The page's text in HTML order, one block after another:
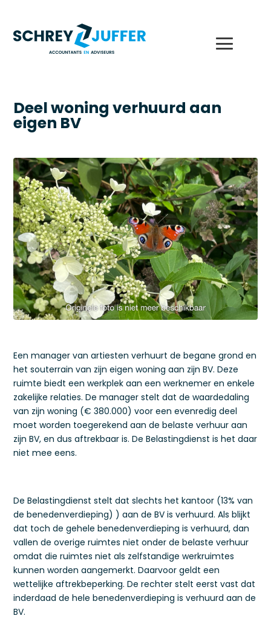
Deel woning verhuurd aan
eigen BV
Een manager van artiesten verhuurt de begane grond en
het souterrain van zijn eigen woning aan zijn BV. Deze
ruimte biedt een werkplek aan een werknemer en enkele
zakelijke relaties. De manager stelt dat de waardedaling
van zijn woning (€ 380.000) voor een evenredig deel
moet worden toegerekend aan de belaste verhuur aan
zijn BV, en dus aftrekbaar is. De Belastingdienst is het daar
niet mee eens.
De Belastingdienst stelt dat slechts het kantoor (13% van
de benedenverdieping) ) aan de BV is verhuurd. Als blijkt
dat toch de gehele benedenverdieping is verhuurd, dan
vallen de overige ruimtes niet onder de belaste verhuur
omdat die ruimtes niet als zelfstandige werkruimtes
kunnen worden aangemerkt. Daarvoor geldt een
wettelijke aftrekbeperking. De rechter stelt eerst vast dat
inderdaad de hele benedenverdieping is verhuurd aan de
BV.